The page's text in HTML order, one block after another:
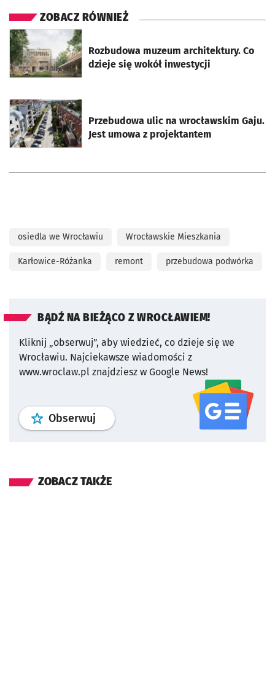
ZOBACZ RÓWNIEŻ
Rozbudowa muzeum architektury. Co
dzieje się wokół inwestycji
otworzy się w nowej karcie
Przebudowa ulic na wrocławskim Gaju.
Jest umowa z projektantem
otworzy się w nowej karcie
osiedla we Wrocławiu Wrocławskie Mieszkania
Karłowice-Różanka remont przebudowa podwórka
BĄDŹ NA BIEŻĄCO Z WROCŁAWIEM!
Kliknij „obserwuj”, aby wiedzieć, co dzieje się we
Wrocławiu. Najciekawsze wiadomości z
www.wroclaw.pl znajdziesz w Google News!
Obserwuj profil serwisu
ZOBACZ TAKŻE